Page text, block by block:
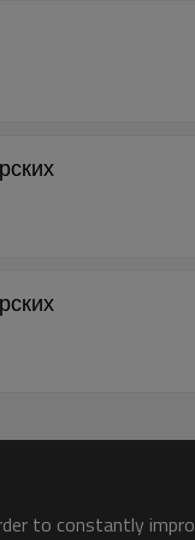
to constantly